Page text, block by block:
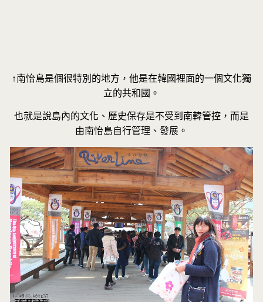
↑南怡島是個很特別的地方，他是在韓國裡面的一個文化獨
立的共和國。
也就是說島內的文化、歷史保存是不受到南韓管控，而是
由南怡島自行管理、發展。